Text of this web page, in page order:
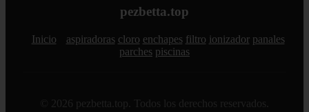
pezbetta.top
Inicio aspiradoras cloro enchapes filtro ionizador panales
parches piscinas
© 2026 pezbetta.top. Todos los derechos reservados.